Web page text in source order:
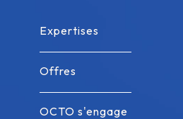
Expertises
Expertises
Offres
Offres
OCTO s'engage
OCTO s'engage